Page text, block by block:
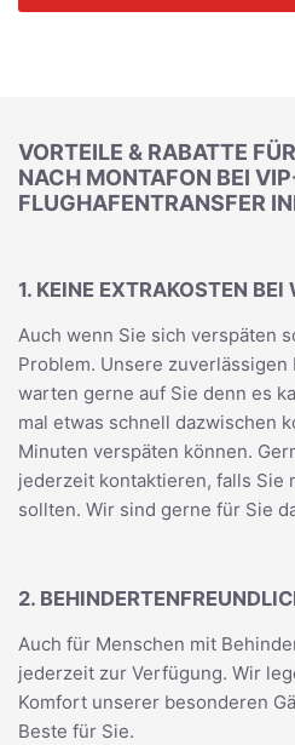
VORTEILE & RABATTE
NACH MONTAFON BEI
FLUGHAFENTRANSFER
1. KEINE EXTRAKOSTEN BEI
Auch wenn Sie sich verspäten
Problem. Unsere
warten gerne auf Sie denn es
mal etwas schnell dazwischen
Minuten verspäten können.
jederzeit kontaktieren, falls Sie
sollten. Wir sind gerne für Sie
2.
Auch für Menschen mit
jederzeit zur Verfügung. Wir
Komfort unserer besonderen
Beste für Sie.